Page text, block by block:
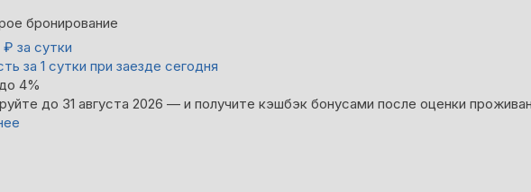
бронирование
₽ за сутки
за 1 сутки при заезде сегодня
4%
до 31 августа 2026 — и получите кэшбэк бонусами после оценки